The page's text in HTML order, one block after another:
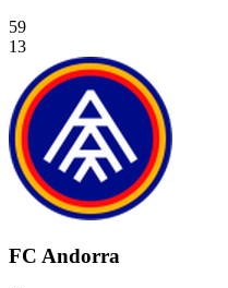
59
13
FC Andorra